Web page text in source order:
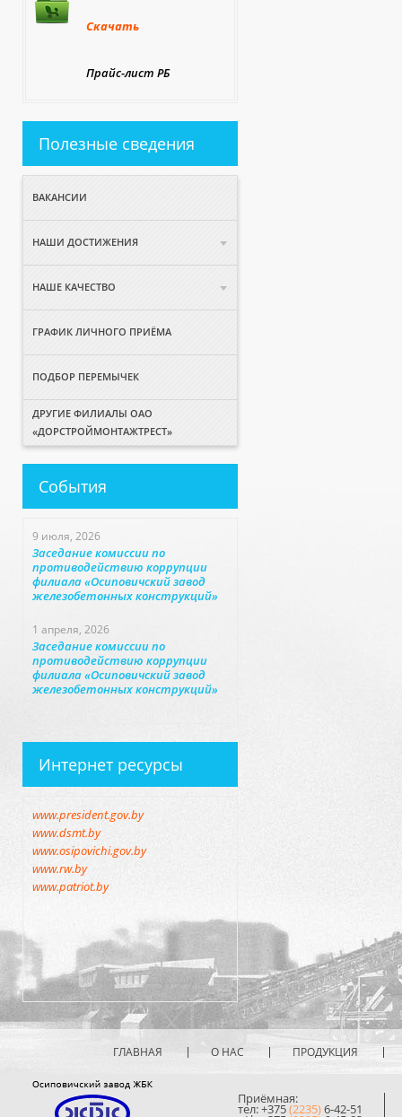
Скачать
Прайс-лист РБ
Полезные сведения
ВАКАНСИИ
НАШИ ДОСТИЖЕНИЯ
НАШЕ КАЧЕСТВО
ГРАФИК ЛИЧНОГО ПРИЁМА
ПОДБОР ПЕРЕМЫЧЕК
ДРУГИЕ ФИЛИАЛЫ ОАО
«ДОРСТРОЙМОНТАЖТРЕСТ»
События
9 июля, 2026
Заседание комиссии по
противодействию коррупции
филиала «Осиповичский завод
железобетонных конструкций»
1 апреля, 2026
Заседание комиссии по
противодействию коррупции
филиала «Осиповичский завод
железобетонных конструкций»
Интернет ресурсы
www.president.gov.by
www.dsmt.by
www.osipovichi.gov.by
www.rw.by
www.patriot.by
ГЛАВНАЯ О НАС ПРОДУКЦИЯ
Приёмная:
тел: +375(2235)6-42-51